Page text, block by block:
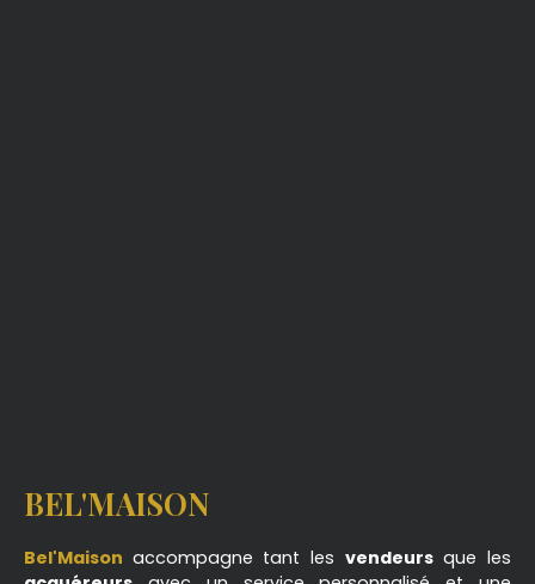
BEL'MAISON
Bel'Maison accompagne tant les vendeursque les